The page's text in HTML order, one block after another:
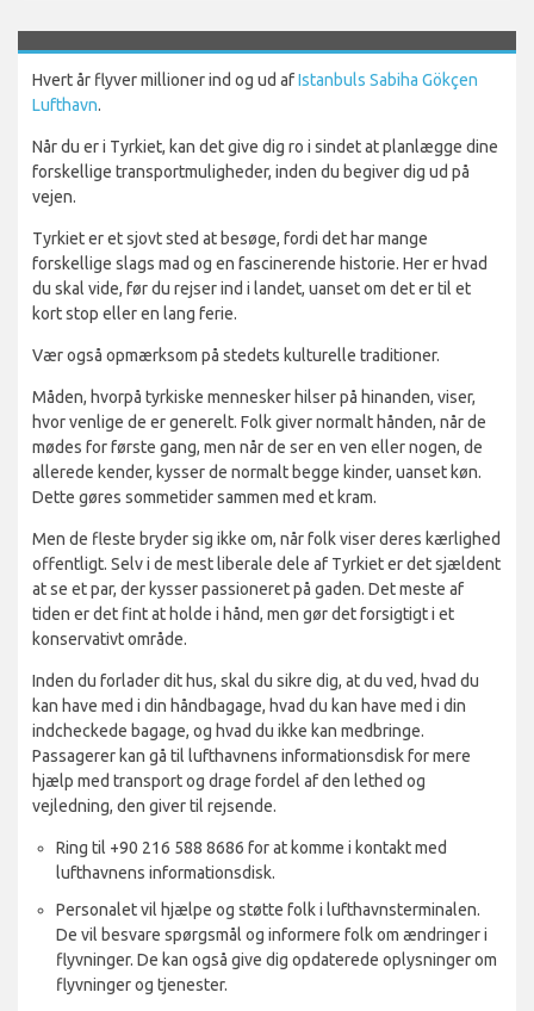
Hvert år flyver millioner ind og ud afIstanbuls Sabiha Gökçen
Lufthavn.
Når du er i Tyrkiet, kan det give dig ro i sindet at planlægge dine
forskellige transportmuligheder, inden du begiver dig ud på
vejen.
Tyrkiet er et sjovt sted at besøge, fordi det har mange
forskellige slags mad og en fascinerende historie. Her er hvad
du skal vide, før du rejser ind i landet, uanset om det er til et
kort stop eller en lang ferie.
Vær også opmærksom på stedets kulturelle traditioner.
Måden, hvorpå tyrkiske mennesker hilser på hinanden, viser,
hvor venlige de er generelt. Folk giver normalt hånden, når de
mødes for første gang, men når de ser en ven eller nogen, de
allerede kender, kysser de normalt begge kinder, uanset køn.
Dette gøres sommetider sammen med et kram.
Men de fleste bryder sig ikke om, når folk viser deres kærlighed
offentligt. Selv i de mest liberale dele af Tyrkiet er det sjældent
at se et par, der kysser passioneret på gaden. Det meste af
tiden er det fint at holde i hånd, men gør det forsigtigt i et
konservativt område.
Inden du forlader dit hus, skal du sikre dig, at du ved, hvad du
kan have med i din håndbagage, hvad du kan have med i din
indcheckede bagage, og hvad du ikke kan medbringe.
Passagerer kan gå til lufthavnens informationsdisk for mere
hjælp med transport og drage fordel af den lethed og
vejledning, den giver til rejsende.
Ring til +90 216 588 8686 for at komme i kontakt med
lufthavnens informationsdisk.
Personalet vil hjælpe og støtte folk i lufthavnsterminalen.
De vil besvare spørgsmål og informere folk om ændringer i
flyvninger. De kan også give dig opdaterede oplysninger om
flyvninger og tjenester.